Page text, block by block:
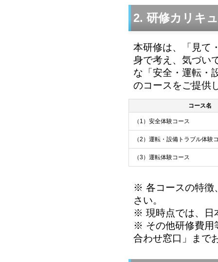
2. 研修カリキ
本研修は、「見て
身で考え、気づい
な「安全・運転・
のコースをご提供
コース名
（1）安全体験コース
（2）運転・設備トラブル体験
（3）運転体験コース
※ 各コースの特徴
さい。
※ 現時点では、日
※ その他研修費用
合わせ窓口」まで